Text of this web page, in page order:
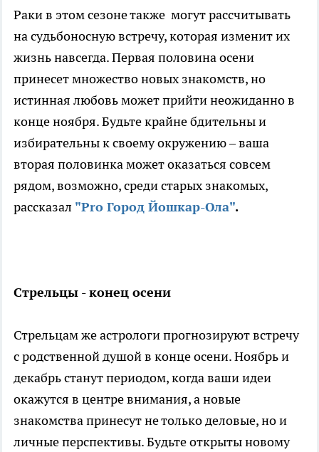
Раки в этом сезоне также могут рассчитывать
на судьбоносную встречу, которая изменит их
жизнь навсегда. Первая половина осени
принесет множество новых знакомств, но
истинная любовь может прийти неожиданно в
конце ноября. Будьте крайне бдительны и
избирательны к своему окружению – ваша
вторая половинка может оказаться совсем
рядом, возможно, среди старых знакомых,
рассказал "Pro Город Йошкар-Ола".
Стрельцы - конец осени
Стрельцам же астрологи прогнозируют встречу
с родственной душой в конце осени. Ноябрь и
декабрь станут периодом, когда ваши идеи
окажутся в центре внимания, а новые
знакомства принесут не только деловые, но и
личные перспективы. Будьте открыты новому